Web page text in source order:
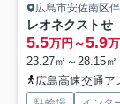
広島市安佐南区
レオネクストせ
5.5万円～5.9
23.27㎡～28.15
広島高速交通ア